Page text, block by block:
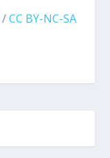
/CC BY-NC-SA